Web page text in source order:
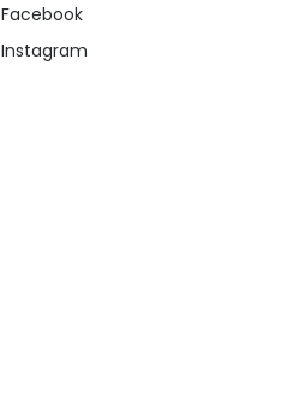
Facebook
Instagram